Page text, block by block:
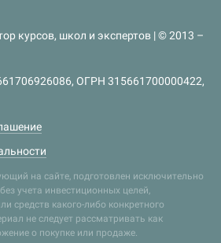
курсов, школ и экспертов | © 2013 –
ОГРН 315661700000422,
на сайте, подготовлен исключительно
учета инвестиционных целей,
средств какого-либо конкретного
не следует рассматривать как
о покупке или продаже.